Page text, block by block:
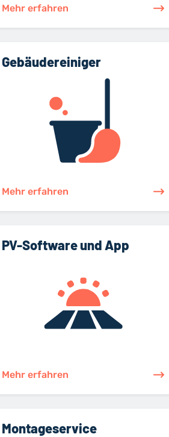
Mehr erfahren
Gebäudereiniger
Mehr erfahren
PV-Software und App
Mehr erfahren
Montageservice